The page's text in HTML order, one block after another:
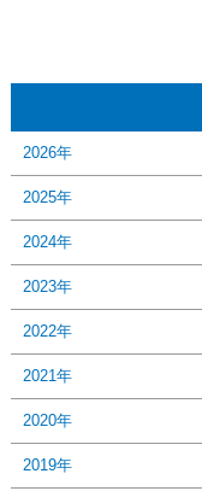
2026年
2025年
2024年
2023年
2022年
2021年
2020年
2019年